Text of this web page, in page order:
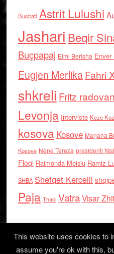
Bushati Astrit Lulushi
Jashari Beqir
Buçpapaj Elmi Berisha
Eugjen MerlikaFahri
shkreli Fritz
Levonja Interviste Keze
kosova Kosove Marjana
Kosove Nene Tereza presidenti
Floqi Raimonda Moisiu Ramiz
SHBA Shefqet Kercelli
Paja Thaci VatraVisar
This website uses cookies to
assume you're ok with this,